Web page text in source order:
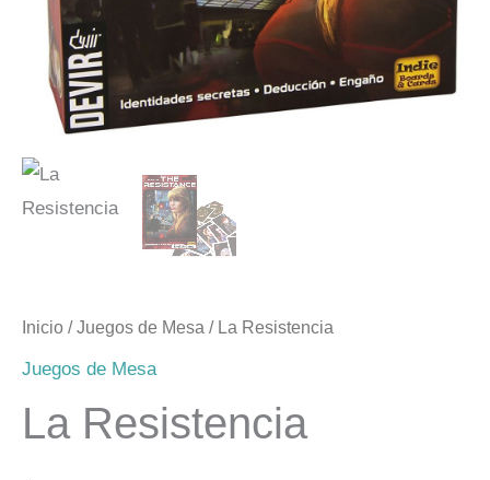
Inicio /Juegos de Mesa / La Resistencia
Juegos de Mesa
La Resistencia